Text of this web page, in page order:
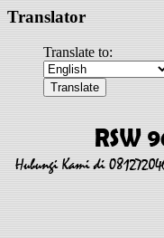
Translator
Translate to: